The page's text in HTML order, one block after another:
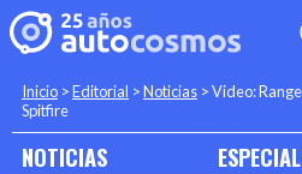
Inicio >Editorial >Noticias >Video:
Spitfire
NOTICIAS